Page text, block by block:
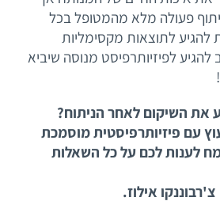
פעולה מלא מהמטופל בכל
להגיע לתוצאות מקסימליות
להגיע לפיזיותרפיסט מנוסה שיביא
את השיקום לאחר הניתוח?
עם פיזיותרפיסטית מוסמכת
לענות לכם על כל השאלות